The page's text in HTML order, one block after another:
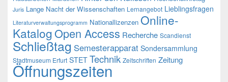
Juris Lange Nacht der Wissenschaften Lernangebot Lieblingsfragen
Literaturverwaltungsprogramm Nationallizenzen Online-
KatalogOpen Access Recherche Scandienst
Schließtag Semesterapparat Sondersammlung
Stadtmuseum Erfurt STET Technik Zeitschriften Zeitung
Öffnungszeiten